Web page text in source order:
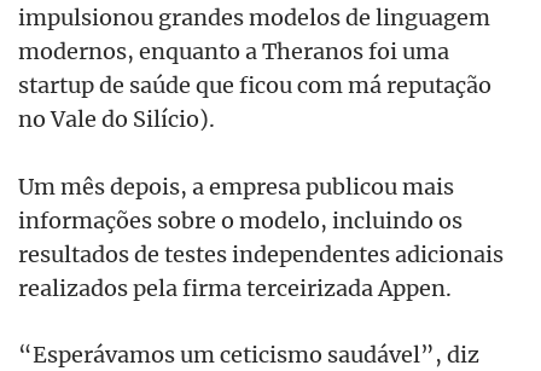
impulsionou grandes modelos de linguagem
modernos, enquanto a Theranos foi uma
startup de saúde que ficou com má reputação
no Vale do Silício).
Um mês depois, a empresa publicou mais
informações sobre o modelo, incluindo os
resultados de testes independentes adicionais
realizados pela firma terceirizada Appen.
“Esperávamos um ceticismo saudável”, diz